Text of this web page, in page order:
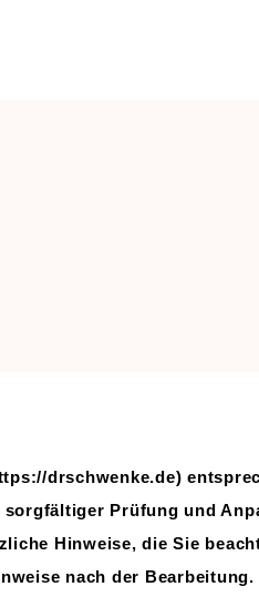
drschwenke.de)
Prüfung und
Hinweise, die Sie
nach der